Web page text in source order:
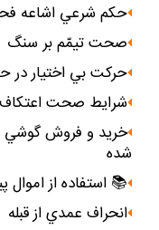
حكم شرعي اشاعه
صحت تيمّم بر سنگ
حركت بي اختيار در
شرايط صحت
خريد و فروش گوشي
شده
📚 استفاده از اموال
انحراف عمدي از قبله